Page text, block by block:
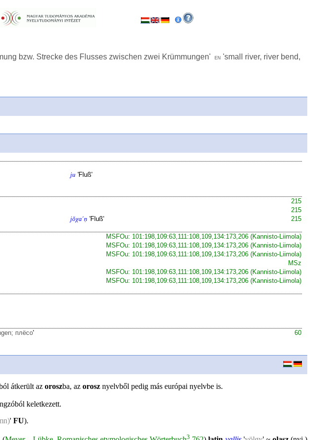
bzw. Strecke des Flusses zwischen zwei Krümmungen' en 'small river, river bend,
ju 'Fluß'
215
215
jŏχaˊṇ 'Fluß' 215
MSFOu: 101:198,109:63,111:108,109,134:173,206 (Kannisto-Liimola)
MSFOu: 101:198,109:63,111:108,109,134:173,206 (Kannisto-Liimola)
MSFOu: 101:198,109:63,111:108,109,134:173,206 (Kannisto-Liimola)
MSz
MSFOu: 101:198,109:63,111:108,109,134:173,206 (Kannisto-Liimola)
MSFOu: 101:198,109:63,111:108,109,134:173,206 (Kannisto-Liimola)
плëсо' 60
átkerült az oroszba, az orosz nyelvből pedig más európai nyelvbe is.
keletkezett.
' FU).
3